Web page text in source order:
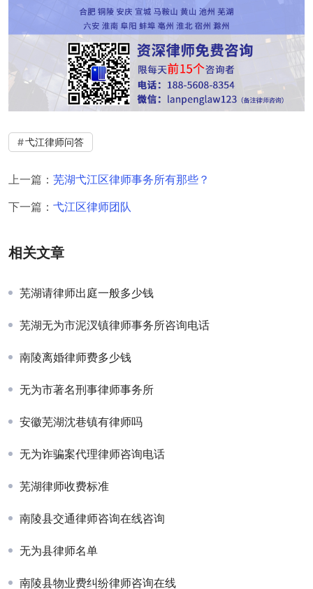
弋江律师问答
上一篇： 芜湖弋江区律师事务所有那些？
下一篇： 弋江区律师团队
相关文章
芜湖请律师出庭一般多少钱
芜湖无为市泥汊镇律师事务所咨询电话
南陵离婚律师费多少钱
无为市著名刑事律师事务所
安徽芜湖沈巷镇有律师吗
无为诈骗案代理律师咨询电话
芜湖律师收费标准
南陵县交通律师咨询在线咨询
无为县律师名单
南陵县物业费纠纷律师咨询在线